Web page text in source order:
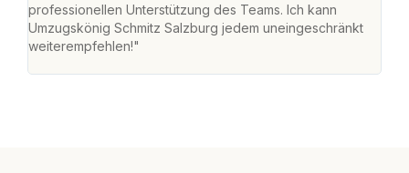
professionellen Unterstützung des Teams. Ich kann
Umzugskönig Schmitz Salzburg jedem uneingeschränkt
weiterempfehlen!"